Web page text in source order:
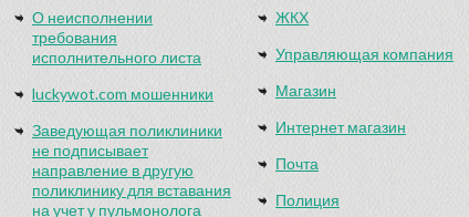
О неисполнении
требования
исполнительного листа
luckywot.com мошенники
Заведующая поликлиники
не подписывает
направление в другую
поликлинику для вставания
на учет у пульмонолога
ЖКХ
Управляющая компания
Магазин
Интернет магазин
Почта
Полиция